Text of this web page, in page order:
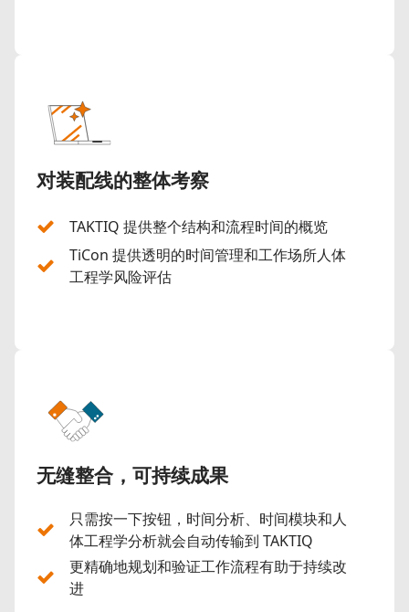
对装配线的整体考察
TAKTIQ 提供整个结构和流程时间的概览
TiCon 提供透明的时间管理和工作场所人体
工程学风险评估
无缝整合，可持续成果
只需按一下按钮，时间分析、时间模块和人
体工程学分析就会自动传输到 TAKTIQ
更精确地规划和验证工作流程有助于持续改
进